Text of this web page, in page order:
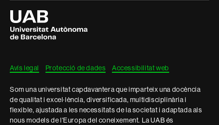
Universitat
Autònoma
de
Barcelona
Avís legal Protecció de dades Accessibilitat web
Som una universitat capdavantera que imparteix una docència
de qualitat i excel·lència, diversificada, multidisciplinària i
flexible, ajustada a les necessitats de la societat i adaptada als
nous models de l'Europa del coneixement. La UAB és